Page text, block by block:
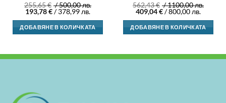
255,65€ / 500,00 лв.
Original
price
was:
255,65 €.
193,78€/ 378,99 лв.
е:
193,78 €.
ДОБАВЯНЕ В КОЛИЧКАТА
562,43€ / 1100,00 лв.
Original
price
was:
562,43 €.
409,04€/ 800,00 лв.
е:
409,04
ДОБАВЯНЕ В КОЛИЧКАТА